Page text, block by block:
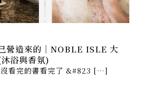
營造來的｜NOBLE ISLE 大
浴與香氛)
沒看完的書看完了 &#823 […]